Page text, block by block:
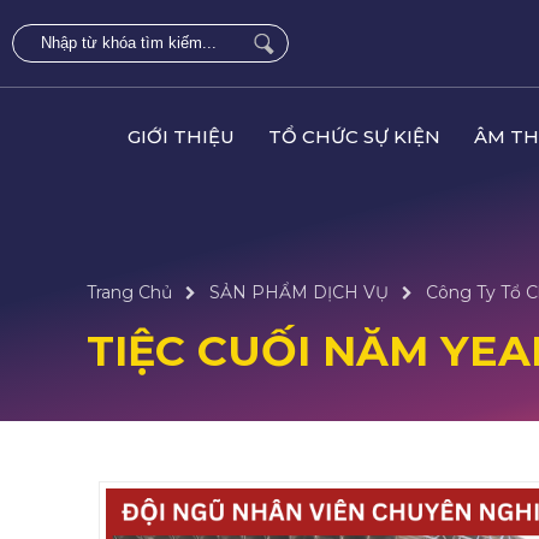
GIỚI THIỆU TỔ CHỨC SỰ KIỆN ÂM
Trang Chủ SẢN PHẨM DỊCH VỤ Công Ty Tổ
TIỆC CUỐI NĂM